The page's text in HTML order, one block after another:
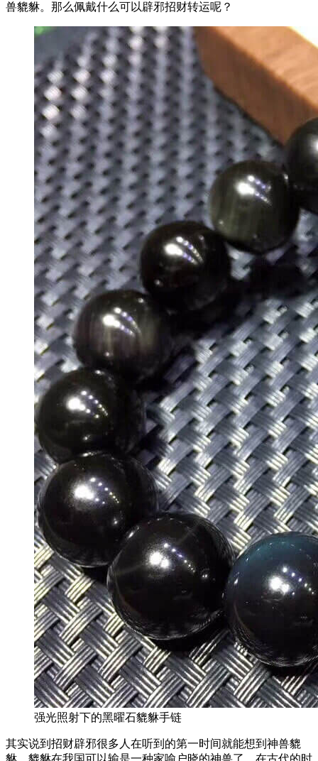
兽貔貅。那么佩戴什么可以辟邪招财转运呢？
强光照射下的黑曜石貔貅手链
其实说到招财辟邪很多人在听到的第一时间就能想到神兽貔